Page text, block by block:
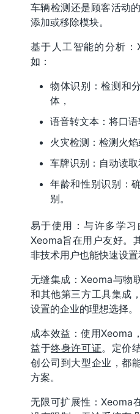
车辆检测还是顾客活动
添加或移除模块。
基于人工智能的分析：
如：
物体识别：检测和
体，
语音转文本：将口语
火灾检测：检测火焰
车牌识别：自动读
年龄和性别识别：
别。
易于使用：与许多学习
Xeoma旨在用户友好。
非技术用户也能快速设置
无缝集成：Xeoma与物
和其他第三方工具集成
设置的企业的理想选择。
成本效益：使用Xeoma
益于终身许可证。定价
创公司到大型企业，都
方案。
无限可扩展性：Xeoma